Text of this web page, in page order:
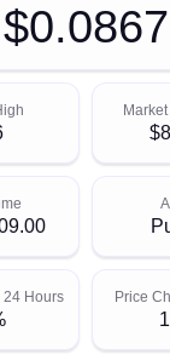
$0.0867
24 Hours Price